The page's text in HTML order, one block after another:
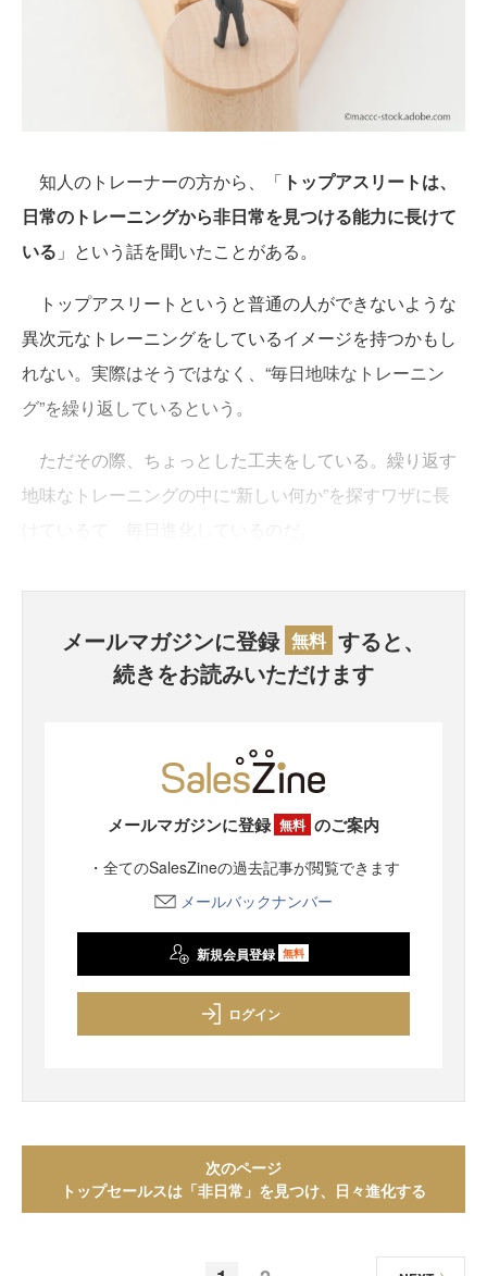
知人のトレーナーの方から、「 トップアスリートは、
日常のトレーニングから非日常を見つける能力に長けて
いる 」という話を聞いたことがある。
トップアスリートというと普通の人ができないような
異次元なトレーニングをしているイメージを持つかもし
れない。実際はそうではなく、“毎日地味なトレーニン
グ”を繰り返しているという。
ただその際、ちょっとした工夫をしている。繰り返す
地味なトレーニングの中に“新しい何か”を探すワザに長
メールマガジンに登録 無料 すると、
続きをお読みいただけます
メールマガジンに登録 無料 のご案内
・全てのSalesZineの過去記事が閲覧できます
メールバックナンバー
新規会員登録 無料
ログイン
次のページ
トップセールスは「非日常」を見つけ、日々進化する